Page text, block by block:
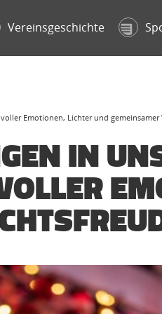
Vereinsgeschichte
Emotionen, Lichter und
IN